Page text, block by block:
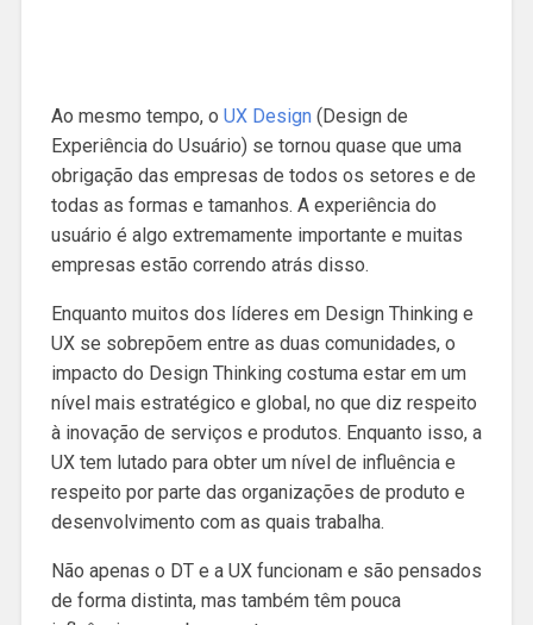
Ao mesmo tempo, o UX Design (Design de
Experiência do Usuário) se tornou quase que uma
obrigação das empresas de todos os setores e de
todas as formas e tamanhos. A experiência do
usuário é algo extremamente importante e muitas
empresas estão correndo atrás disso.
Enquanto muitos dos líderes em Design Thinking e
UX se sobrepõem entre as duas comunidades, o
impacto do Design Thinking costuma estar em um
nível mais estratégico e global, no que diz respeito
à inovação de serviços e produtos. Enquanto isso, a
UX tem lutado para obter um nível de influência e
respeito por parte das organizações de produto e
desenvolvimento com as quais trabalha.
Não apenas o DT e a UX funcionam e são pensados
de forma distinta, mas também têm pouca